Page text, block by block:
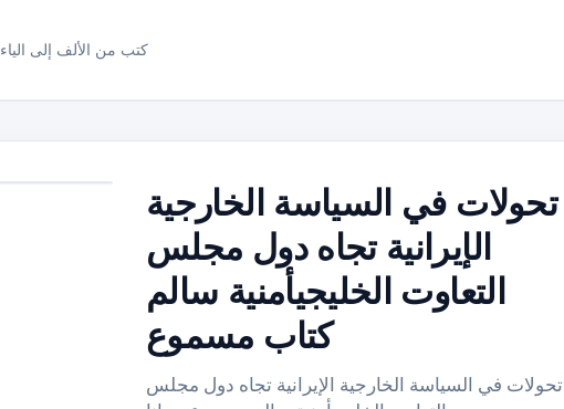
كتب من الألف إلى الياء
تحولات في السياسة الخارجية
الإيرانية تجاه دول مجلس
التعاوت الخليجيأمنية سالم
كتاب مسموع
تحولات في السياسة الخارجية الإيرانية تجاه دول مجلس